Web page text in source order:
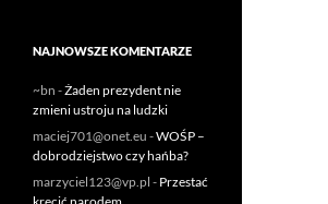
NAJNOWSZE KOMENTARZE
~bn -Żaden prezydent nie
zmieni ustroju na ludzki
maciej701@onet.eu -WOŚP –
dobrodziejstwo czy hańba?
marzyciel123@vp.pl - Przestać